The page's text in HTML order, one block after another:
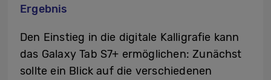
Ergebnis
Den Einstieg in die digitale Kalligrafie kann
das Galaxy Tab S7+ ermöglichen: Zunächst
sollte ein Blick auf die verschiedenen